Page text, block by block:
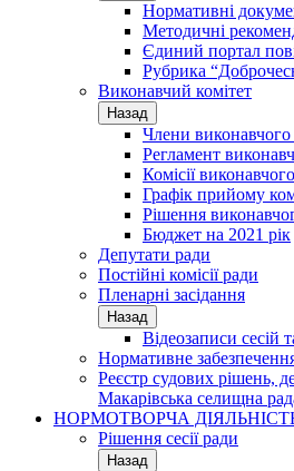
Нормативні
Методичні
Єдиний портал
Рубрика
Виконавчий комітет
Назад
Члени виконавчого
Регламент
Комісії
Графік прийому
Рішення
Бюджет на 2021 рік
Депутати ради
Постійні комісії ради
Пленарні засідання
Назад
Відеозаписи сесій
Нормативне
Реєстр судових рішень,
Макарівська селищна
НОРМОТВОРЧА
Рішення сесії ради
Назад